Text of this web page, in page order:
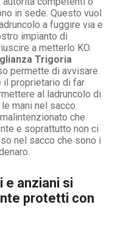
in sede. Questo vuol
a fuggire via e
impianto di
a metterlo KO.
Trigoria
permette di avvisare
il proprietario di far
al ladruncolo di
mani nel sacco.
che
e soprattutto non ci
nel sacco che sono i
e anziani si
protetti con